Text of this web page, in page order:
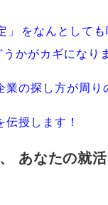
」 をなんとして
かがカギになり
業の探し方が周り
授します！
、
あなたの就